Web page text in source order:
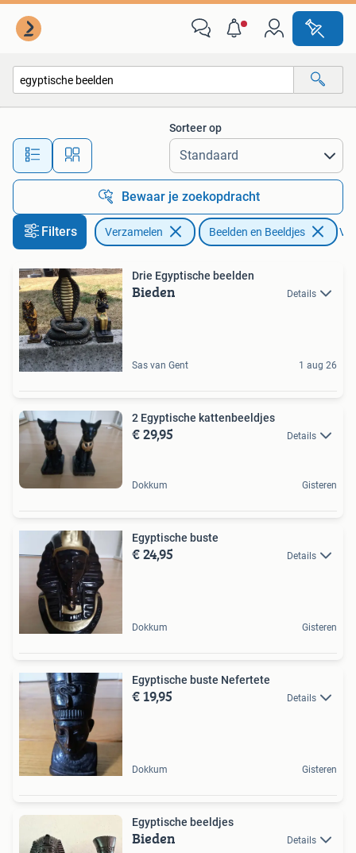
Alle afstanden…
Sorteer op
Bewaar je zoekopdracht
Filters Verzamelen Beelden en Beeldjes
Drie Egyptische beelden
Bieden Details
Sas van Gent 1 aug 26
2 Egyptische kattenbeeldjes
€ 29,95 Details
Dokkum Gisteren
Egyptische buste
€ 24,95 Details
Dokkum Gisteren
Egyptische buste Nefertete
€ 19,95 Details
Dokkum Gisteren
Egyptische beeldjes
Bieden Details